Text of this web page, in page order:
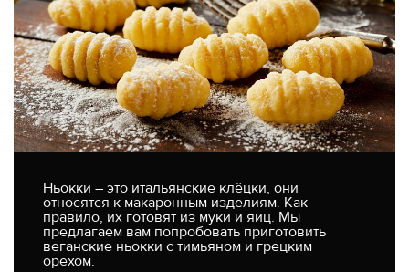
Ньокки – это итальянские клёцки, они
относятся к макаронным изделиям. Как
правило, их готовят из муки и яиц. Мы
предлагаем вам попробовать приготовить
веганские ньокки с тимьяном и грецким
орехом.